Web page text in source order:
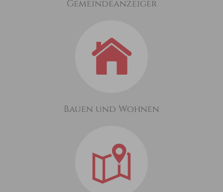
Gemeindeanzeiger
Bauen und Wohnen